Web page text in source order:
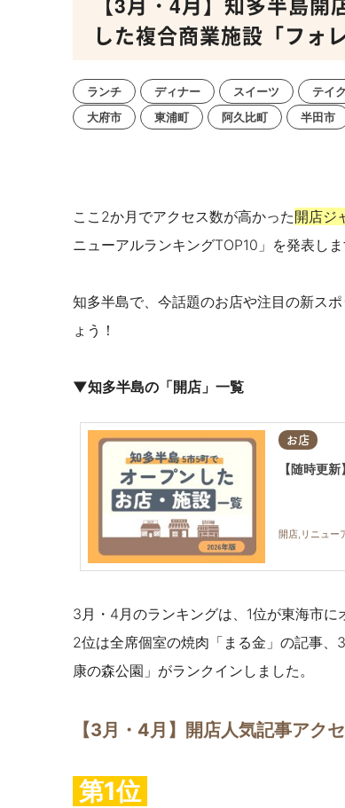
した複合商業施設「フォ
ランチ ディナー スイーツ テイ
大府市
東浦町 阿久比町 半田市
ここ2か月でアクセス数が高かった開店ジ
ニューアルランキングTOP10」を発表しま
知多半島で、今話題のお店や注目の新ス
ょう！
▼知多半島の「開店」一覧
お店
【随時更
開店,リニュー
3月・4月のランキングは、1位が東海市に
2位は全席個室の焼肉「まる金」の記事
康の森公園」がランクインしました。
【3月・4月】開店人気記事アク
第1位